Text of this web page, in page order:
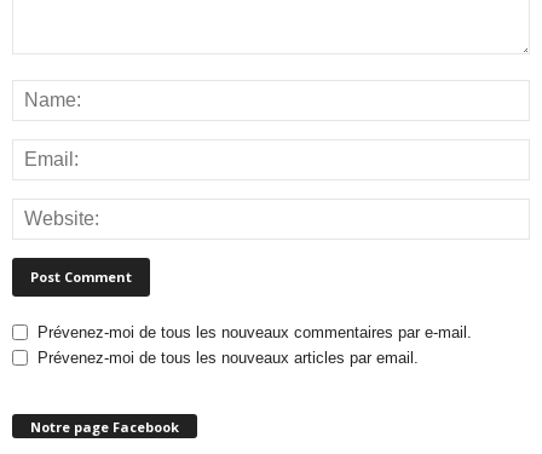
Prévenez-moi de tous les nouveaux commentaires par e-mail.
Prévenez-moi de tous les nouveaux articles par email.
Notre page Facebook